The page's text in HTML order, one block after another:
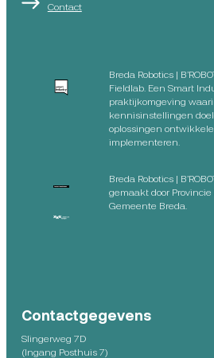
Contact
Breda Robotics |
Fieldlab. Een Smart
praktijkomgeving
kennisinstellingen
oplossingen
implementeren.
Breda Robotics |
gemaakt door
Gemeente Breda.
Contactgegevens
Slingerweg 7D
(Ingang Posthuis 7)